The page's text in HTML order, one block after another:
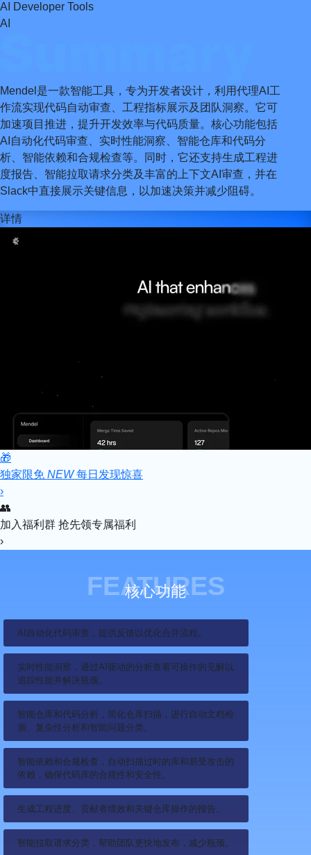
AI Developer Tools
AI
Mendel是一款智能工具，专为开发者设计，利用代理AI工
作流实现代码自动审查、工程指标展示及团队洞察。它可
加速项目推进，提升开发效率与代码质量。核心功能包括
AI自动化代码审查、实时性能洞察、智能仓库和代码分
析、智能依赖和合规检查等。同时，它还支持生成工程进
度报告、智能拉取请求分类及丰富的上下文AI审查，并在
Slack中直接展示关键信息，以加速决策并减少阻碍。
详情
🎁
独家限免 NEW 每日发现惊喜
›
👥
加入福利群 抢先领专属福利
›
FEATURES
核心功能
AI自动化代码审查，提供反馈以优化合并流程。
实时性能洞察，通过AI驱动的分析查看可操作的见解以
追踪性能并解决瓶颈。
智能仓库和代码分析，简化仓库扫描，进行自动文档检
测、复杂性分析和智能问题分类。
智能依赖和合规检查，自动扫描过时的库和易受攻击的
依赖，确保代码库的合规性和安全性。
生成工程进度、贡献者绩效和关键仓库操作的报告。
智能拉取请求分类，帮助团队更快地发布，减少瓶颈。